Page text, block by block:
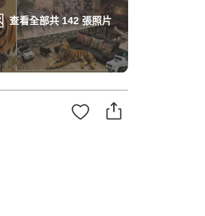
查看全部共142張照片